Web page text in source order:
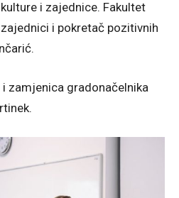
i zajednice. Fakultet
i pokretač pozitivnih
zamjenica gradonačelnika